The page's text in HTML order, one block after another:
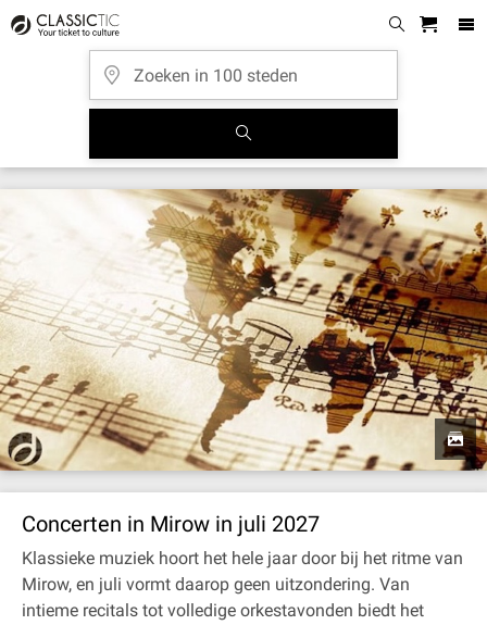
Concerten in Mirow in juli 2027
Klassieke muziek hoort het hele jaar door bij het ritme van
Mirow, en juli vormt daarop geen uitzondering. Van
intieme recitals tot volledige orkestavonden biedt het